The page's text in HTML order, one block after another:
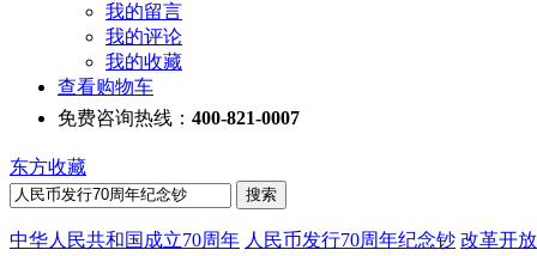
我的留言
我的评论
我的收藏
查看购物车
免费咨询热线： 400-821-0007
东方收藏
中华人民共和国成立70周年 人民币发行70周年纪念钞 改革开